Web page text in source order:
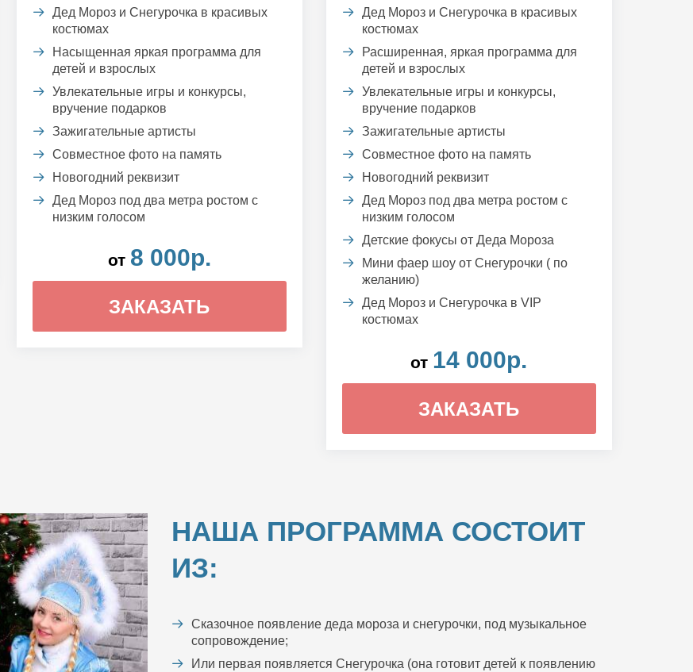
Дед Мороз и Снегурочка в красивых
костюмах
Насыщенная яркая программа для
детей и взрослых
Увлекательные игры и конкурсы,
вручение подарков
Зажигательные артисты
Совместное фото на память
Новогодний реквизит
Дед Мороз под два метра ростом с
низким голосом
от 8 000р.
ЗАКАЗАТЬ
Дед Мороз и Снегурочка в красивых
костюмах
Расширенная, яркая программа для
детей и взрослых
Увлекательные игры и конкурсы,
вручение подарков
Зажигательные артисты
Совместное фото на память
Новогодний реквизит
Дед Мороз под два метра ростом с
низким голосом
Детские фокусы от Деда Мороза
Мини фаер шоу от Снегурочки ( по
желанию)
Дед Мороз и Снегурочка в VIP
костюмах
от 14 000р.
ЗАКАЗАТЬ
НАША ПРОГРАММА СОСТОИТ
ИЗ:
Сказочное появление деда мороза и снегурочки, под музыкальное
сопровождение;
Или первая появляется Снегурочка (она готовит детей к появлению